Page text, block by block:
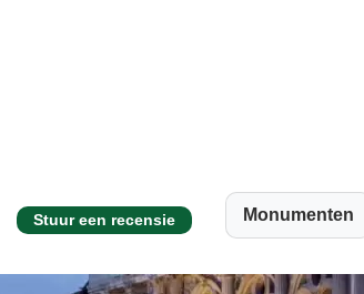
Stuur een recensie Monumenten